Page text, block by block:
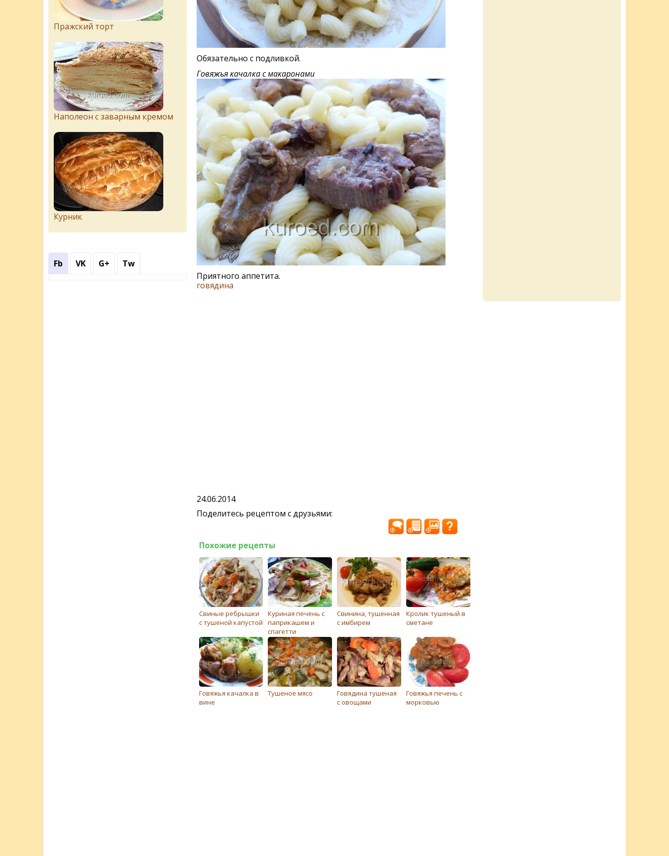
Обязательно с подливкой.
Говяжья качалка с макаронами
Приятного аппетита.
говядина
24.06.2014
Поделитесь рецептом с друзьями:
Похожие рецепты
Свиные ребрышки
с тушеной капустой
Куриная печень с
паприкашем и
спагетти
Свинина, тушенная
с имбирем
Кролик тушеный в
сметане
Говяжья качалка в
вине
Тушеное мясо
Говядина тушеная
с овощами
Говяжья печень с
морковью
Пражский торт
Наполеон с заварным кремом
Курник
Fb VK G+ Tw